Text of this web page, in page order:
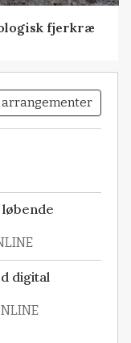
fjerkræ
arrangementer
digital